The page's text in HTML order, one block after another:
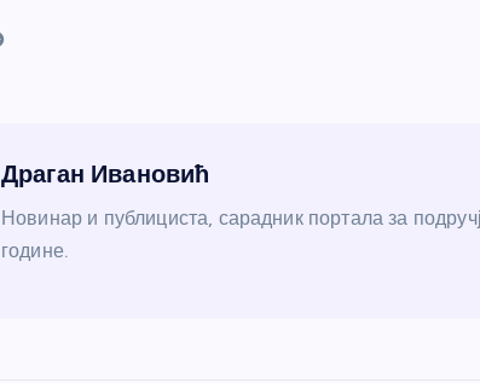
Драган Ивановић
Новинар и публициста, сарадник портала за
године.